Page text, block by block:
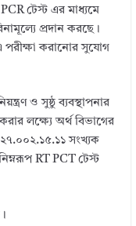
টেস্ট এর মাধ্যমে
প্রদান করছে।
করানোর সুযোগ
ও সুষ্ঠু ব্যবস্থাপনার
লক্ষ্যে অর্থ বিভাগের
সংখ্যক
RT PCT টেস্ট